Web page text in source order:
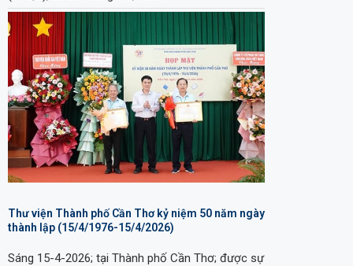
Thư viện Thành phố Cần Thơ kỷ niệm 50 năm ngày
thành lập (15/4/1976-15/4/2026)
Sáng 15-4-2026; tại Thành phố Cần Thơ; được sự